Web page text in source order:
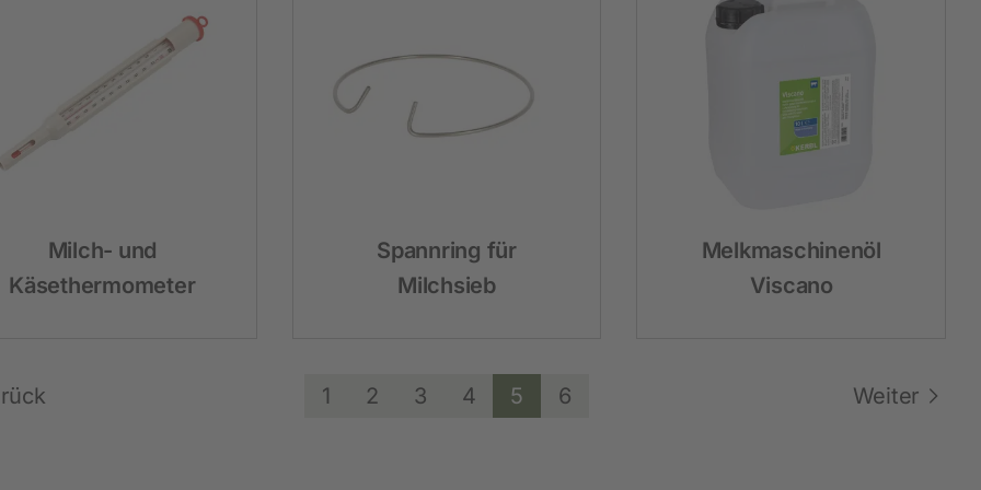
Milch- und
Käsethermometer
Spannring für
Milchsieb
Melkmaschinenöl
Viscano
1 2 3 4 5 6 Weiter